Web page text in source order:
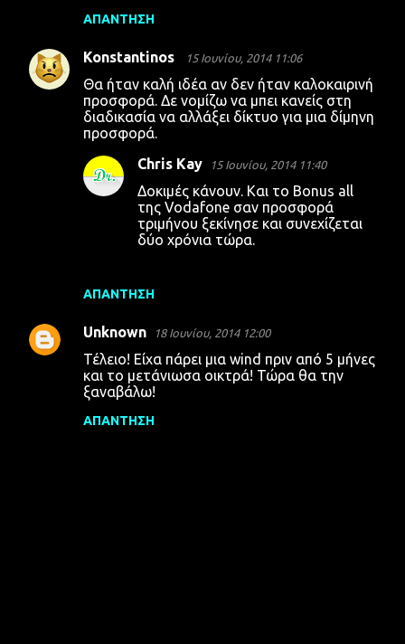
ΑΠΆΝΤΗΣΗ
Konstantinos 15 Ιουνίου, 2014 11:06
Θα ήταν καλή ιδέα αν δεν ήταν καλοκαιρινή
προσφορά. Δε νομίζω να μπει κανείς στη
διαδικασία να αλλάξει δίκτυο για μια δίμηνη
προσφορά.
ΑΠΆΝΤΗΣΗ
Chris Kay 15 Ιουνίου, 2014 11:40
Δοκιμές κάνουν. Και το Bonus all
της Vodafone σαν προσφορά
τριμήνου ξεκίνησε και συνεχίζεται
δύο χρόνια τώρα.
Unknown 18 Ιουνίου, 2014 12:00
Τέλειο! Είχα πάρει μια wind πριν από 5 μήνες
και το μετάνιωσα οικτρά! Τώρα θα την
ξαναβάλω!
ΑΠΆΝΤΗΣΗ